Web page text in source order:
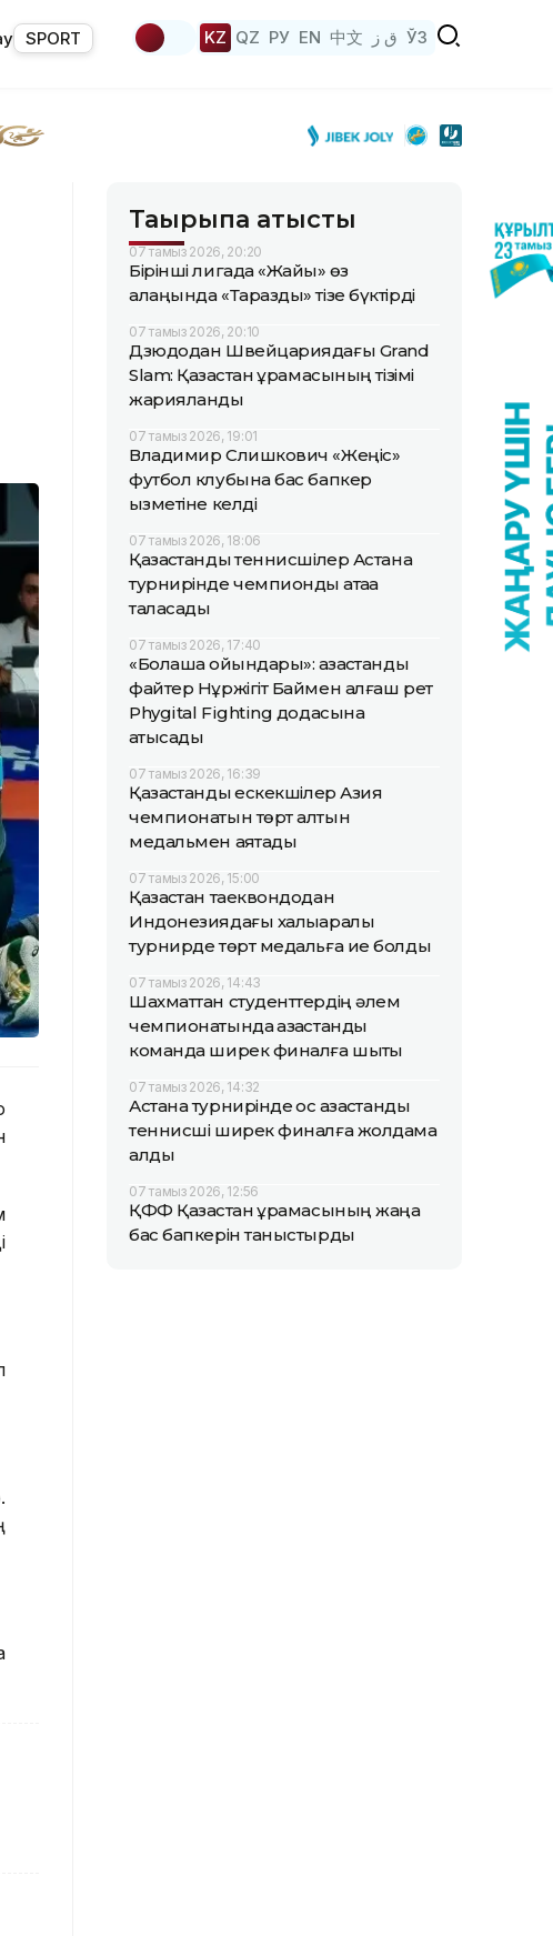
SPORT KZ QZ РУ EN 中文 ق ز ЎЗ
Тақырыпқа қатысты
07 тамыз 2026, 20:20
Бірінші лигада «Жайық» өз
алаңында «Таразды» тізе бүктірді
07 тамыз 2026, 20:10
Дзюдодан Швейцариядағы Grand
Slam: Қазақстан құрамасының тізімі
жарияланды
07 тамыз 2026, 19:01
Владимир Слишкович «Жеңіс»
футбол клубына бас бапкер
қызметіне келді
07 тамыз 2026, 18:06
Қазақстандық теннисшілер Астана
турнирінде чемпиондық атаққа
таласады
07 тамыз 2026, 17:40
«Болашақ ойындары»: қазақстандық
файтер Нұржігіт Баймен алғаш рет
Phygital Fighting додасына
қатысады
07 тамыз 2026, 16:39
Қазақстандық ескекшілер Азия
чемпионатын төрт алтын
медальмен аяқтады
07 тамыз 2026, 15:00
Қазақстан таеквондодан
Индонезиядағы халықаралық
турнирде төрт медальға ие болды
07 тамыз 2026, 14:43
Шахматтан студенттердің әлем
чемпионатында қазақстандық
команда ширек финалға шықты
07 тамыз 2026, 14:32
Астана турнирінде қос қазақстандық
теннисші ширек финалға жолдама
алды
07 тамыз 2026, 12:56
ҚФФ Қазақстан құрамасының жаңа
бас бапкерін таныстырды